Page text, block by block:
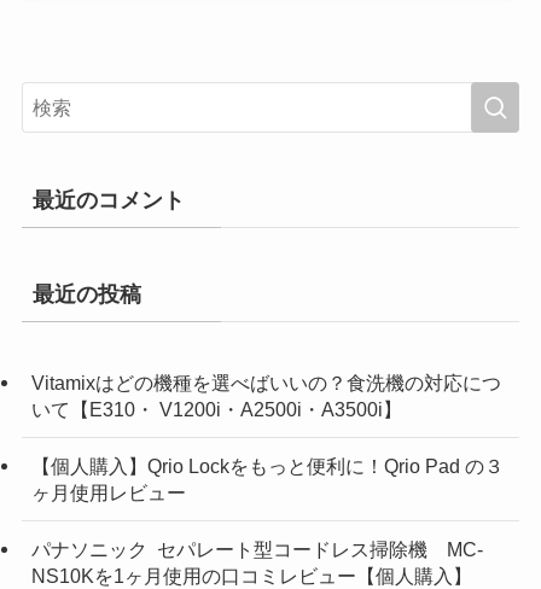
最近のコメント
最近の投稿
Vitamixはどの機種を選べばいいの？食洗機の対応につ
いて【E310・ V1200i・A2500i・A3500i】
【個人購入】Qrio Lockをもっと便利に！Qrio Pad の３
ヶ月使用レビュー
パナソニック セパレート型コードレス掃除機 MC-
NS10Kを1ヶ月使用の口コミレビュー【個人購入】